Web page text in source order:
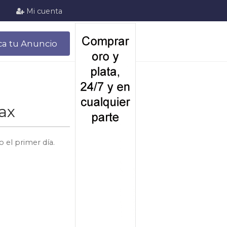
Mi cuenta
tu Anuncio
el primer día.